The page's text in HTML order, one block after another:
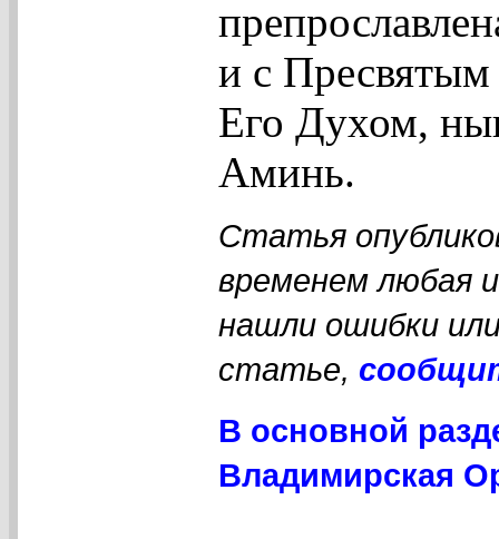
и с
Его Духом,
Аминь.
Статья
временем любая
нашли ошибки
статье,
В основной
Владимирская